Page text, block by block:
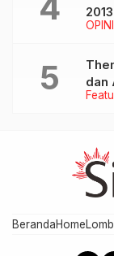
OPINI
2013
dan
BerandaHome